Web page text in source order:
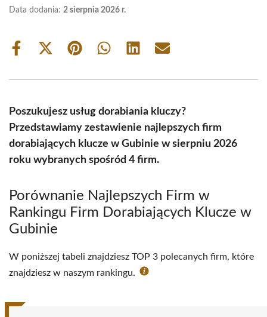
Data dodania: 2 sierpnia 2026 r.
Share
Share
(Twitter)
Share Share Share Share
Poszukujesz usług dorabiania kluczy?
Przedstawiamy zestawienie najlepszych firm
dorabiających klucze w Gubinie w sierpniu 2026
roku wybranych spośród 4 firm.
Porównanie Najlepszych Firm w
Rankingu Firm Dorabiających Klucze w
Gubinie
W poniższej tabeli znajdziesz TOP 3 polecanych firm, które
znajdziesz w naszym rankingu.